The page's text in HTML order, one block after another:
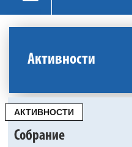
Активности
АКТИВНОСТИ
Собрание